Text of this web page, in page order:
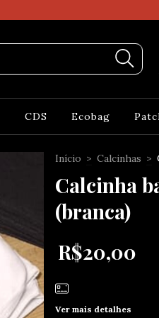
CDS Ecobag
Início > Calcinhas >
Calcinha
(branca)
R$20,00
Ver mais detalhes